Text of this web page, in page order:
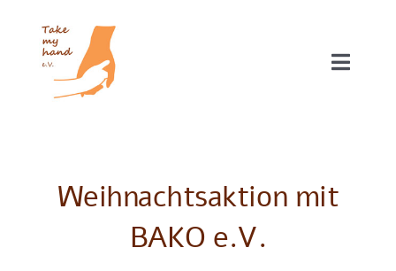
Inhalt
springen
Toggle
Weihnachtsaktion mit
BAKO e.V.